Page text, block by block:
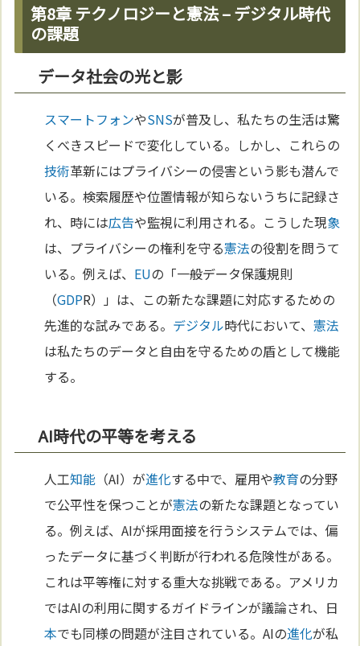
第8章 テクノロジーと憲法 – デジタル時代
の課題
データ社会の光と影
スマートフォンやSNSが普及し、私たちの生活は驚
くべきスピードで変化している。しかし、これらの
技術革新にはプライバシーの侵害という影も潜んで
いる。検索履歴や位置情報が知らないうちに記録さ
れ、時には広告や監視に利用される。こうした現象
は、プライバシーの権利を守る憲法の役割を問うて
いる。例えば、 EUの「一般データ保護規則
（GDPR）」は、この新たな課題に対応するための
先進的な試みである。 デジタル時代において、憲法
は私たちのデータと自由を守るための盾として機能
する。
AI時代の平等を考える
人工知能 （AI）が進化する中で、雇用や教育の分野
で公平性を保つことが憲法の新たな課題となってい
る。例えば、AIが採用面接を行うシステムでは、偏
ったデータに基づく判断が行われる危険性がある。
これは平等権に対する重大な挑戦である。アメリカ
ではAIの利用に関するガイドラインが議論され、日
本でも同様の問題が注目されている。AIの進化が私